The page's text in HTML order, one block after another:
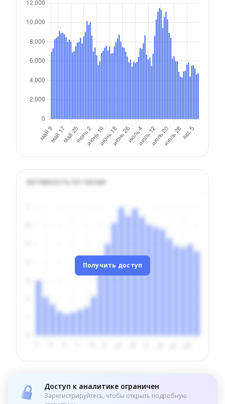
Активность по часам
Получить доступ
Доступ к аналитике ограничен
Зарегистрируйтесь, чтобы открыть подробную